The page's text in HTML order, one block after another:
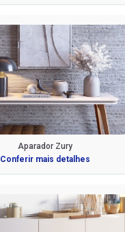
Aparador Zury
Conferir mais detalhes